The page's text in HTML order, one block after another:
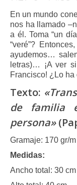
En un mundo
nos ha llamado
a él. Toma “un
“veré”?
ayudemos…
letras)… ¡A ver
Francisco! ¿Lo
Texto:
de familia
persona»
Gramaje: 170 gr/m
Medidas:
Ancho total: 30 cm